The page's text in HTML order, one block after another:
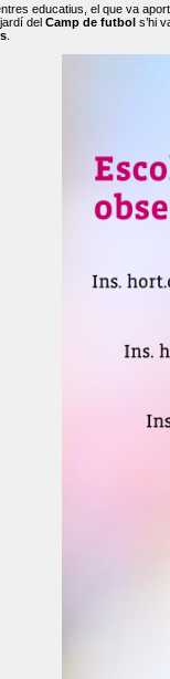
educatius, el que va
del Camp de futbol s’hi